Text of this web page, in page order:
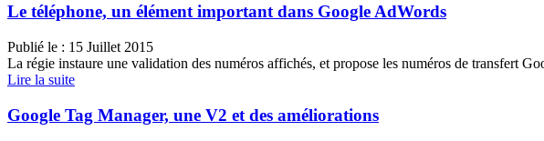
Le téléphone, un élément important dans Google AdWords
Publié le : 15 Juillet 2015
La régie instaure une validation des numéros affichés, et propose les numéros de transfert
Lire la suite
Google Tag Manager, une V2 et des améliorations